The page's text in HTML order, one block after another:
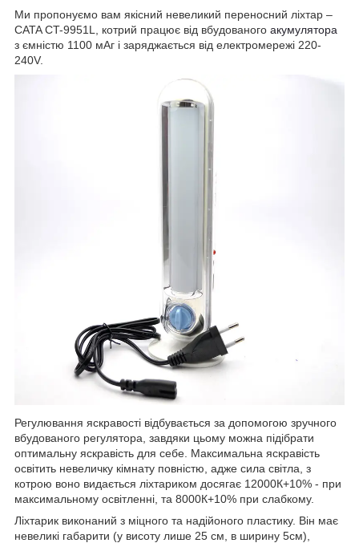
Ми пропонуємо вам якісний невеликий переносний ліхтар –
CATA CT-9951L, котрий працює від вбудованого акумулятора
з ємністю 1100 мАг і заряджається від електромережі 220-
240V.
Регулювання яскравості відбувається за допомогою зручного
вбудованого регулятора, завдяки цьому можна підібрати
оптимальну яскравість для себе. Максимальна яскравість
освітить невеличку кімнату повністю, адже сила світла, з
котрою воно видається ліхтариком досягає 12000К+10% - при
максимальному освітленні, та 8000К+10% при слабкому.
Ліхтарик виконаний з міцного та надійоного пластику. Він має
невеликі габарити (у висоту лише 25 см, в ширину 5см),